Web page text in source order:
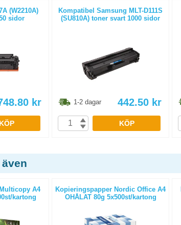
(W2210A)
sidor
kr
KÖP
Kompatibel Samsung MLT-D111S
(SU810A) toner svart 1000 sidor
1-2 dagar 442.50 kr
KÖP
A4
kartong
Kopieringspapper Nordic Office A4
OHÅLAT 80g 5x500st/kartong